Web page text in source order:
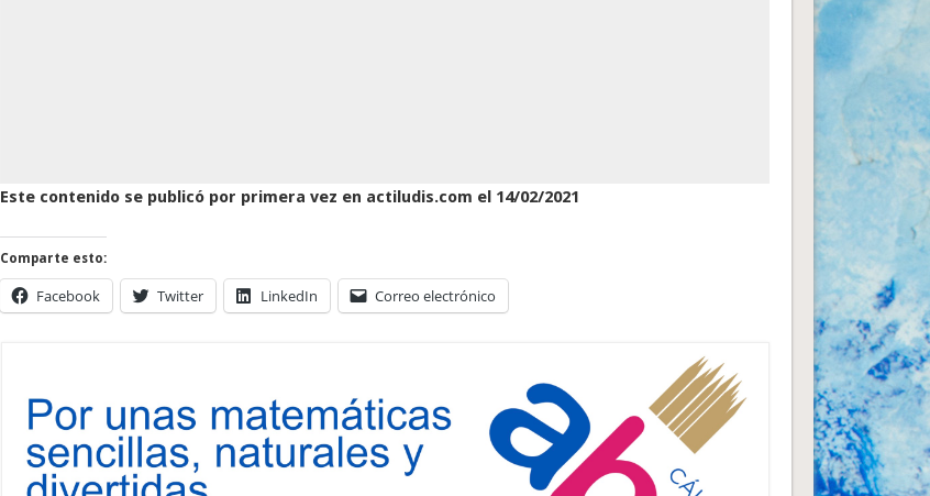
Este contenido se publicó por primera vez en actiludis.com el 14/02/2021
Comparte esto:
Facebook Twitter LinkedIn Correo electrónico